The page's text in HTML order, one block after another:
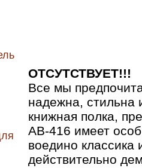
ОТСУТСТВУЕТ!!!
Все мы
надежна, стильна
книжная полка,
АВ-416 имеет
воедино классика
действительно